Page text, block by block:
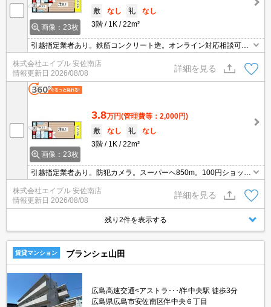
画像：23枚
敷 なし 礼
なし
3階
1K 22m²
引越指定業者あり。鉄筋コンクリート造。オンライン対応相談可。
で徒歩3分！。2026年7月末まで家賃3,000円引きキャンペーン。
株式会社エイブル 安佐南店
情報更新日 2026/08/08
詳細を見る
画像：23枚
3.8万円(管理費等：2,000円)
敷
なし 礼
なし
3階
1K 22m²
引越指定業者あり。防犯カメラ。スーパーへ850m。100円ショップ
へ850m。コンビニへ450m。ドラッグストアへ450m。2026年7月
末まで家賃3,000円引きキャンペーン。
株式会社エイブル 安佐南店
情報更新日 2026/08/08
詳細を見る
残り2件を表示する
賃貸マンション ブランシェ山田
広島高速交通<アストラ･･･/伴中央駅 徒歩3分
広島県広島市安佐南区伴中央６丁目